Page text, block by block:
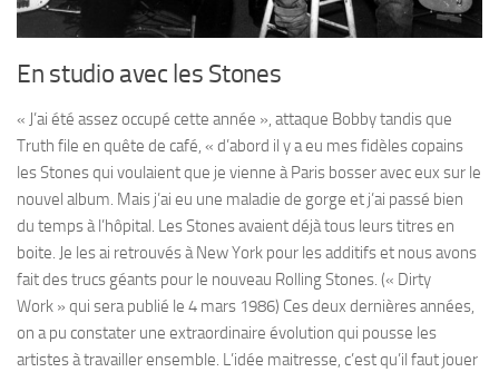
En studio avec les Stones
« J’ai été assez occupé cette année », attaque Bobby tandis que
Truth file en quête de café, « d’abord il y a eu mes fidèles copains
les Stones qui voulaient que je vienne à Paris bosser avec eux sur le
nouvel album. Mais j’ai eu une maladie de gorge et j’ai passé bien
du temps à l’hôpital. Les Stones avaient déjà tous leurs titres en
boite. Je les ai retrouvés à New York pour les additifs et nous avons
fait des trucs géants pour le nouveau Rolling Stones. (« Dirty
Work » qui sera publié le 4 mars 1986) Ces deux dernières années,
on a pu constater une extraordinaire évolution qui pousse les
artistes à travailler ensemble. L’idée maitresse, c’est qu’il faut jouer